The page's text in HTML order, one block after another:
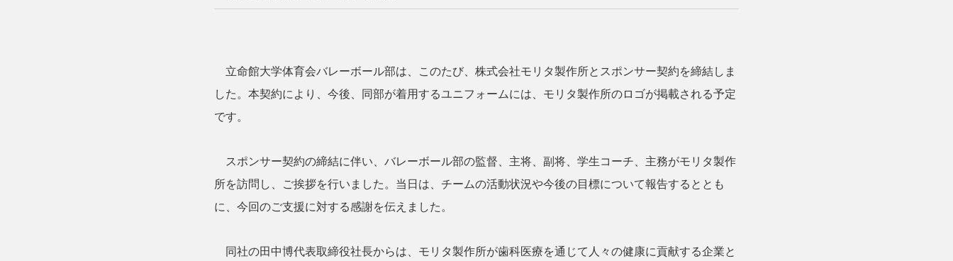
立命館大学体育会バレーボール部は、このたび、株式会社モリタ製作所とスポンサー契約を締結しま
した。本契約により、今後、同部が着用するユニフォームには、モリタ製作所のロゴが掲載される予定
です。
スポンサー契約の締結に伴い、バレーボール部の監督、主将、副将、学生コーチ、主務がモリタ製作
所を訪問し、ご挨拶を行いました。当日は、チームの活動状況や今後の目標について報告するととも
に、今回のご支援に対する感謝を伝えました。
同社の田中博代表取締役社長からは、モリタ製作所が歯科医療を通じて人々の健康に貢献する企業と